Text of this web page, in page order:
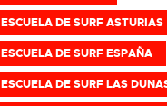
ESCUELA DE SURF ASTURIAS
ESCUELA DE SURF ESPAÑA
ESCUELA DE SURF LAS